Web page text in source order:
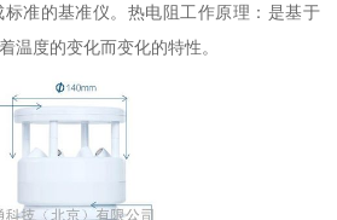
准的基准仪。热电阻工作原理：是基于
温度的变化而变化的特性。